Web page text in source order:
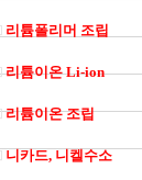
리튬폴리머 조립
리튬이온 Li-ion
리튬이온 조립
니카드, 니켈수소